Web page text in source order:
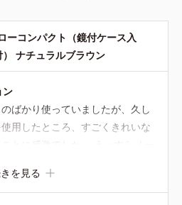
ーコンパクト（鏡付ケース入
） ナチュラルブラウン
ン
ばかり使っていましたが、久し
用したところ、すごくきれいな
とに感激でした。 うっすらノー
が、ぜひそちらを再販して欲し
を見る